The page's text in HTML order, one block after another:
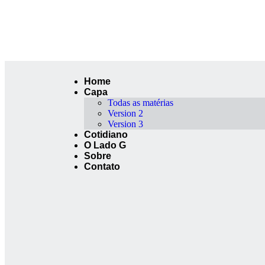
Home
Capa
Todas as matérias
Version 2
Version 3
Cotidiano
O Lado G
Sobre
Contato